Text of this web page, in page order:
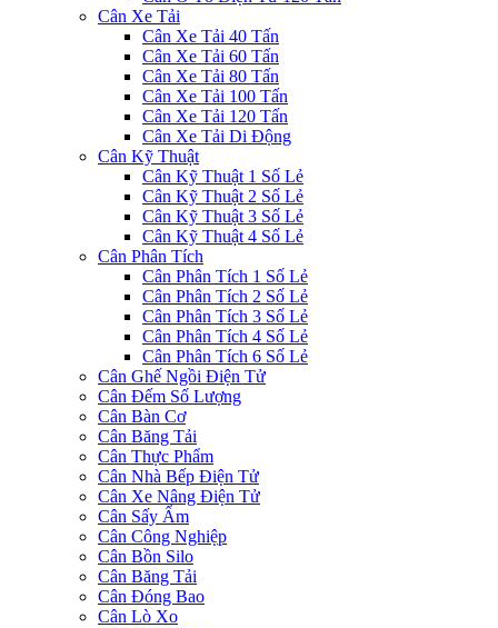
Cân Xe Tải
Cân Xe Tải 40 Tấn
Cân Xe Tải 60 Tấn
Cân Xe Tải 80 Tấn
Cân Xe Tải 100 Tấn
Cân Xe Tải 120 Tấn
Cân Xe Tải Di Động
Cân Kỹ Thuật
Cân Kỹ Thuật 1 Số Lẻ
Cân Kỹ Thuật 2 Số Lẻ
Cân Kỹ Thuật 3 Số Lẻ
Cân Kỹ Thuật 4 Số Lẻ
Cân Phân Tích
Cân Phân Tích 1 Số Lẻ
Cân Phân Tích 2 Số Lẻ
Cân Phân Tích 3 Số Lẻ
Cân Phân Tích 4 Số Lẻ
Cân Phân Tích 6 Số Lẻ
Cân Ghế Ngồi Điện Tử
Cân Đếm Số Lượng
Cân Bàn Cơ
Cân Băng Tải
Cân Thực Phẩm
Cân Nhà Bếp Điện Tử
Cân Xe Nâng Điện Tử
Cân Sấy Ẩm
Cân Công Nghiệp
Cân Bồn Silo
Cân Băng Tải
Cân Đóng Bao
Cân Lò Xo